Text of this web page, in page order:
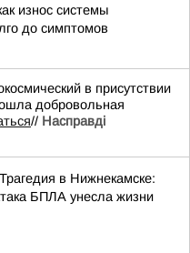
износ системы
до симптомов
в присутствии
добровольная
// Насправдi
в Нижнекамске:
БПЛА унесла жизни